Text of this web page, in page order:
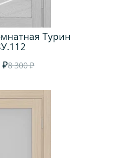
Турин
₽8 300 ₽